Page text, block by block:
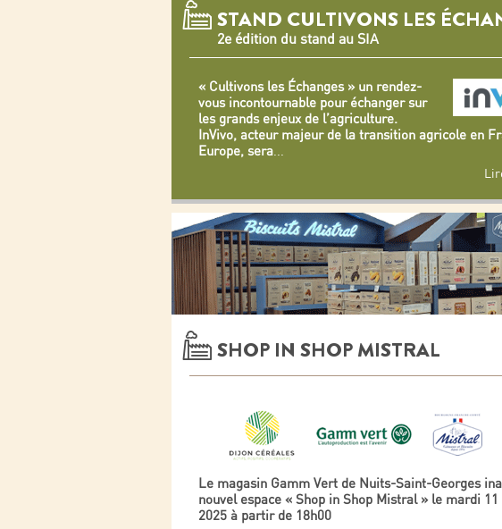
STAND CULTIVONS LES
2e édition du stand au SIA
« Cultivons les Échanges » un rendez-
vous incontournable pour échanger sur
les grands enjeux de l’agriculture.
InVivo, acteur majeur de la transition agricole en
Europe, sera...
SHOP IN SHOP MISTRAL
Le magasin Gamm Vert de Nuits-Saint-Georges
nouvel espace « Shop in Shop Mistral » le mardi
2025 à partir de 18h00